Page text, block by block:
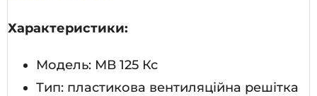
Характеристики:
Модель: МВ 125 Кс
Тип: пластикова вентиляційна решітка